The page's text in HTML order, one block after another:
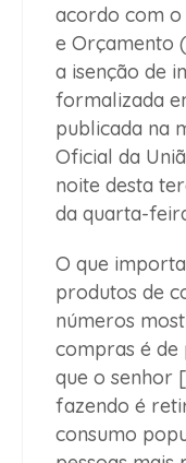
acordo com
e Orçamento
a isenção de
formalizada
publicada na
Oficial da
noite desta
da quarta-
O que
produtos de
números
compras é de
que o senhor
fazendo é
consumo